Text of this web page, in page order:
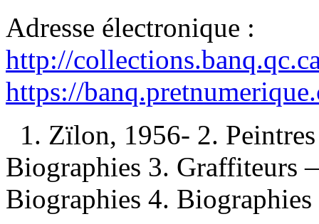
Adresse électronique :
http://
https://
1. Zïlon, 1956- 2.
Biographies 3.
Biographies 4.